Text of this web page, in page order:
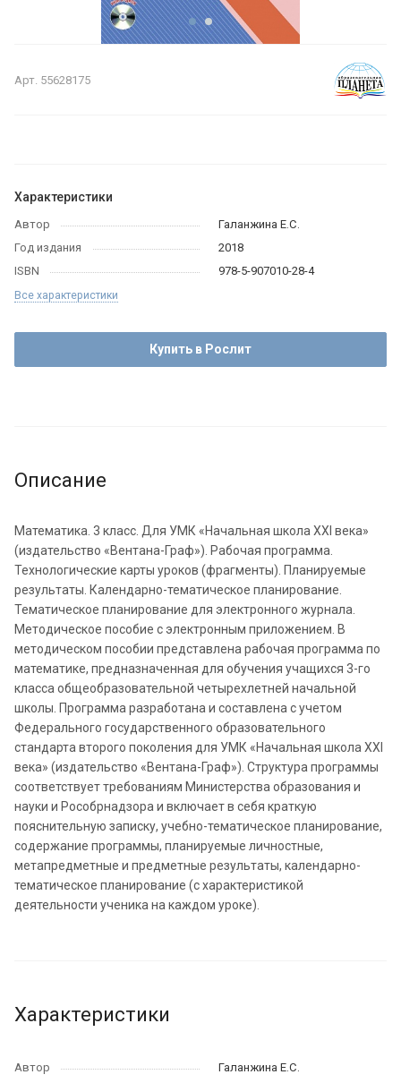
Арт. 55628175
Характеристики
Автор
Галанжина Е.С.
Год издания
2018
ISBN
978-5-907010-28-4
Все характеристики
Купить в Рослит
Описание
Математика. 3 класс. Для УМК «Начальная школа XXI века»
(издательство «Вентана-Граф»). Рабочая программа.
Технологические карты уроков (фрагменты). Планируемые
результаты. Календарно-тематическое планирование.
Тематическое планирование для электронного журнала.
Методическое пособие с электронным приложением. В
методическом пособии представлена рабочая программа по
математике, предназначенная для обучения учащихся 3-го
класса общеобразовательной четырехлетней начальной
школы. Программа разработана и составлена с учетом
Федерального государственного образовательного
стандарта второго поколения для УМК «Начальная школа XXI
века» (издательство «Вентана-Граф»). Структура программы
соответствует требованиям Министерства образования и
науки и Рособрнадзора и включает в себя краткую
пояснительную записку, учебно-тематическое планирование,
содержание программы, планируемые личностные,
метапредметные и предметные результаты, календарно-
тематическое планирование (с характеристикой
деятельности ученика на каждом уроке).
Характеристики
Автор
Галанжина Е.С.